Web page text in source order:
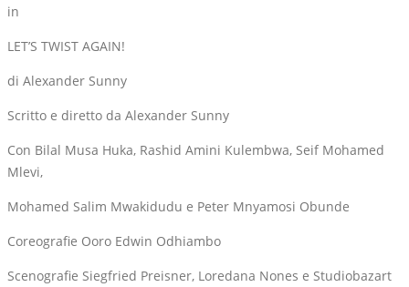
in
LET’S TWIST AGAIN!
di Alexander Sunny
Scritto e diretto da Alexander Sunny
Con Bilal Musa Huka, Rashid Amini Kulembwa, Seif Mohamed
Mlevi,
Mohamed Salim Mwakidudu e Peter Mnyamosi Obunde
Coreografie Ooro Edwin Odhiambo
Scenografie Siegfried Preisner, Loredana Nones e Studiobazart